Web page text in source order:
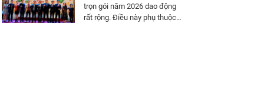
trọn gói năm 2026 dao động
rất rộng. Điều này phụ thuộc